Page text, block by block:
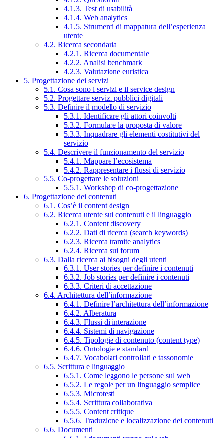
4.1.3. Test di usabilità
4.1.4. Web analytics
4.1.5. Strumenti di mappatura dell’esperienza
utente
4.2. Ricerca secondaria
4.2.1. Ricerca documentale
4.2.2. Analisi benchmark
4.2.3. Valutazione euristica
5. Progettazione dei servizi
5.1. Cosa sono i servizi e il service design
5.2. Progettare servizi pubblici digitali
5.3. Definire il modello di servizio
5.3.1. Identificare gli attori coinvolti
5.3.2. Formulare la proposta di valore
5.3.3. Inquadrare gli elementi costitutivi del
servizio
5.4. Descrivere il funzionamento del servizio
5.4.1. Mappare l’ecosistema
5.4.2. Rappresentare i flussi di servizio
5.5. Co-progettare le soluzioni
5.5.1. Workshop di co-progettazione
6. Progettazione dei contenuti
6.1. Cos’è il content design
6.2. Ricerca utente sui contenuti e il linguaggio
6.2.1. Content discovery
6.2.2. Dati di ricerca (search keywords)
6.2.3. Ricerca tramite analytics
6.2.4. Ricerca sui forum
6.3. Dalla ricerca ai bisogni degli utenti
6.3.1. User stories per definire i contenuti
6.3.2. Job stories per definire i contenuti
6.3.3. Criteri di accettazione
6.4. Architettura dell’informazione
6.4.1. Definire l’architettura dell’informazione
6.4.2. Alberatura
6.4.3. Flussi di interazione
6.4.4. Sistemi di navigazione
6.4.5. Tipologie di contenuto (content type)
6.4.6. Ontologie e standard
6.4.7. Vocabolari controllati e tassonomie
6.5. Scrittura e linguaggio
6.5.1. Come leggono le persone sul web
6.5.2. Le regole per un linguaggio semplice
6.5.3. Microtesti
6.5.4. Scrittura collaborativa
6.5.5. Content critique
6.5.6. Traduzione e localizzazione dei contenuti
6.6. Documenti